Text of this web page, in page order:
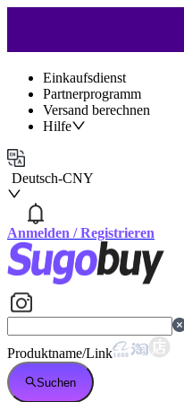
Einkaufsdienst
Partnerprogramm
Versand berechnen
Hilfe
Deutsch-CNY
Anmelden /Registrieren
Produktname/Link
Suchen